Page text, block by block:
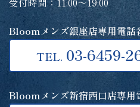
Bloomメンズ銀座店専用電話
TEL. 03-6459-
Bloomメンズ新宿西口店専用